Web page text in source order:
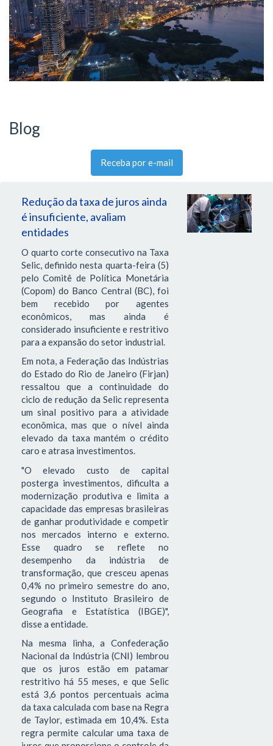
Blog
Receba por e-mail
Redução da taxa de juros ainda
é insuficiente, avaliam
entidades
O quarto corte consecutivo na Taxa
Selic, definido nesta quarta-feira (5)
pelo Comitê de Política Monetária
(Copom) do Banco Central (BC), foi
bem recebido por agentes
econômicos, mas ainda é
considerado insuficiente e restritivo
para a expansão do setor industrial.
Em nota, a Federação das Indústrias
do Estado do Rio de Janeiro (Firjan)
ressaltou que a continuidade do
ciclo de redução da Selic representa
um sinal positivo para a atividade
econômica, mas que o nível ainda
elevado da taxa mantém o crédito
caro e atrasa investimentos.
"O elevado custo de capital
posterga investimentos, dificulta a
modernização produtiva e limita a
capacidade das empresas brasileiras
de ganhar produtividade e competir
nos mercados interno e externo.
Esse quadro se reflete no
desempenho da indústria de
transformação, que cresceu apenas
0,4% no primeiro semestre do ano,
segundo o Instituto Brasileiro de
Geografia e Estatística (IBGE)",
disse a entidade.
Na mesma linha, a Confederação
Nacional da Indústria (CNI) lembrou
que os juros estão em patamar
restritivo há 55 meses, e que Selic
está 3,6 pontos percentuais acima
da taxa calculada com base na Regra
de Taylor, estimada em 10,4%. Esta
regra permite calcular uma taxa de